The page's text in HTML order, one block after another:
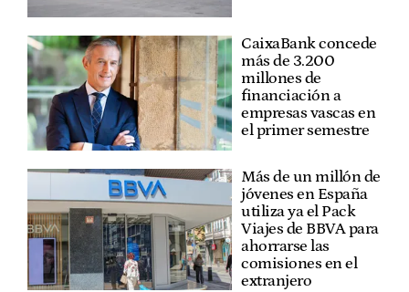
CaixaBank concede
más de 3.200
millones de
financiación a
empresas vascas en
el primer semestre
Más de un millón de
jóvenes en España
utiliza ya el Pack
Viajes de BBVA para
ahorrarse las
comisiones en el
extranjero